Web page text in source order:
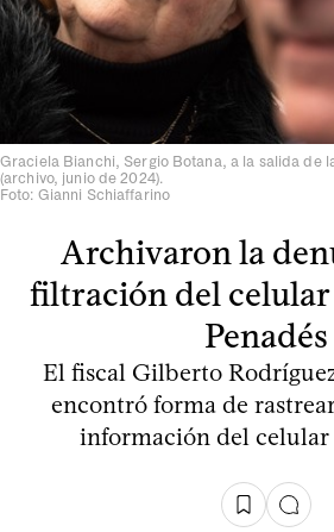
Graciela Bianchi, Sergio Botana, a la salida de
(archivo, junio de 2024).
Foto: Gianni Schiaffarino
Archivaron la
filtración del celular
Penadés
El fiscal Gilberto
encontró forma de
información del celular